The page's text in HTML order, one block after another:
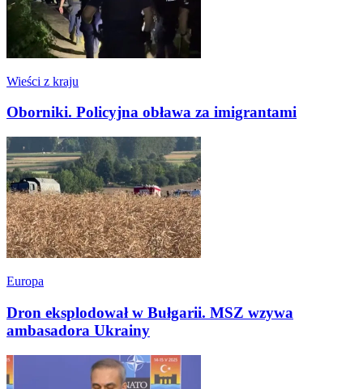
Wieści z kraju
Oborniki. Policyjna obława za imigrantami
Europa
Dron eksplodował w Bułgarii. MSZ wzywa
ambasadora Ukrainy